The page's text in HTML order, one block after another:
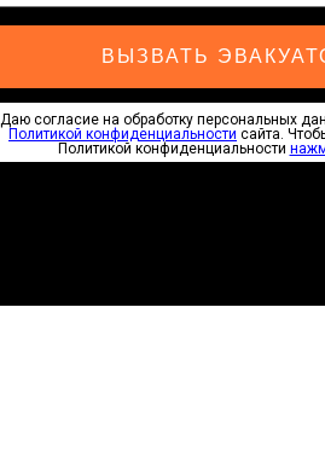
ВЫЗВАТЬ
Даю согласие на обработку персональных
Политикой конфиденциальности сайта.
Политикой конфиденциальности